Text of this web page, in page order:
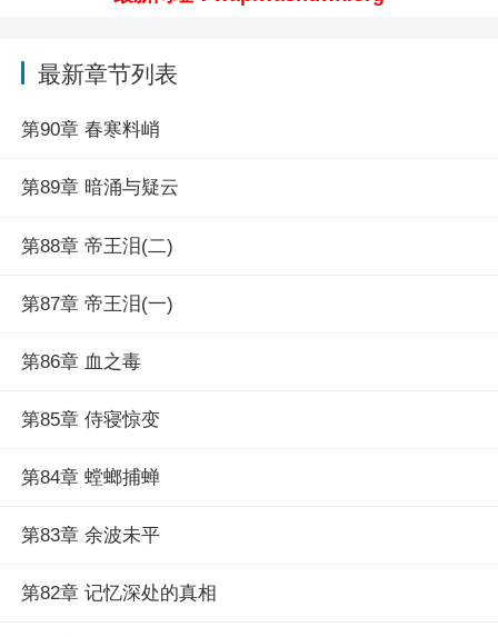
选秀炮灰到孝庄心腹、雍正帝师，她在承德医学院教女子
扎进文明血脉！”清穿权谋+医学破局，看现代医女以针为
边的现代医女最新章节请关注（凡人小说网
最新章节列表
第90章 春寒料峭
第89章 暗涌与疑云
第88章 帝王泪(二)
第87章 帝王泪(一)
第86章 血之毒
第85章 侍寝惊变
第84章 螳螂捕蝉
第83章 余波未平
第82章 记忆深处的真相